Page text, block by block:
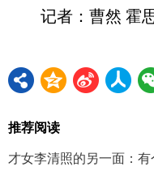
记者：曹然 霍
推荐阅读
才女李清照的另一面：